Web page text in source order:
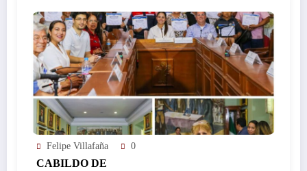
Felipe Villafaña 0
CABILDO DE